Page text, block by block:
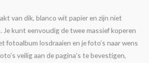
van dik, blanco wit papier en zijn niet
kunt eenvoudig de twee massief koperen
fotoalbum losdraaien en je foto’s naar wens
veilig aan de pagina’s te bevestigen,